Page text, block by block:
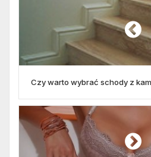
Czy warto wybrać schody z